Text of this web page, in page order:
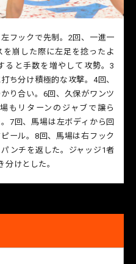
フックで先制。2回、一進一
崩した際に左足を捻ったよ
ると手数を増やして攻勢。3
ち分け積極的な攻撃。4回、
り合い。6回、久保がワンツ
もリターンのジャブで譲ら
7回、馬場は左ボディから回
ール。8回、馬場は右フック
ンチを返した。ジャッジ1者
けとした。